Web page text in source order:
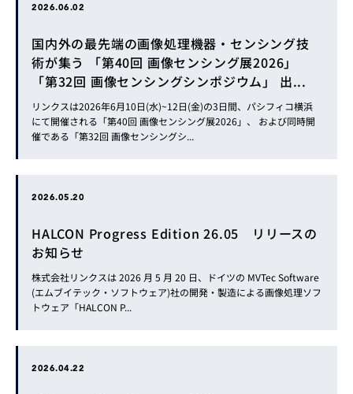
2026.06.02
国内外の最先端の画像処理機器・センシング技
術が集う 「第40回 画像センシング展2026」
「第32回 画像センシングシンポジウム」 出...
リンクスは2026年6月10日(水)~12日(金)の3日間、パシフィコ横浜
にて開催される「第40回 画像センシング展2026」、 および同時開
催である「第32回 画像センシングシ...
2026.05.20
HALCON Progress Edition 26.05 リリースの
お知らせ
株式会社リンクスは 2026 月 5 月 20 日、ドイツの MVTec Software
(エムブイテック・ソフトウェア)社の開発・製造による画像処理ソフ
トウェア「HALCON P...
2026.04.22